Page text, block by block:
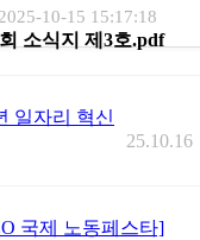
소식지 제3호.pdf
10-15 15:17:18
일자리 혁신
25.10.16
국제 노동페스타]